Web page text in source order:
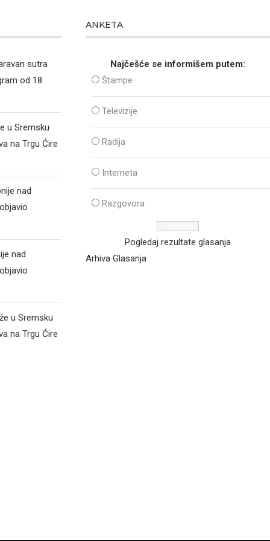
sutra
od 18
u Sremsku
na Trgu Ćire
nad
nad
u Sremsku
na Trgu Ćire
ANKETA
Najčešće se informišem putem:
Štampe
Televizije
Radija
Interneta
Razgovora
Pogledaj rezultate glasanja
Arhiva Glasanja